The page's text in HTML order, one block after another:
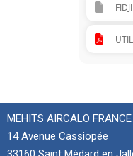
MEHITS AIRCALO FRANCE
14 Avenue Cassiopée